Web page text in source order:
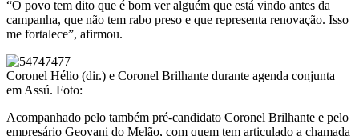
“O povo tem dito que é bom ver alguém que está vindo antes da
campanha, que não tem rabo preso e que representa renovação. Isso
me fortalece”, afirmou.
Coronel Hélio (dir.) e Coronel Brilhante durante agenda conjunta
em Assú. Foto:
Acompanhado pelo também pré-candidato Coronel Brilhante e pelo
empresário Geovani do Melão, com quem tem articulado a chamada